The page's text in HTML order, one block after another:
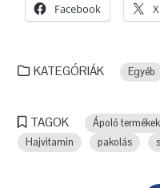
Facebook X
KATEGÓRIÁK Egyéb
TAGOK Ápoló termékek
Hajvitamin
pakolás